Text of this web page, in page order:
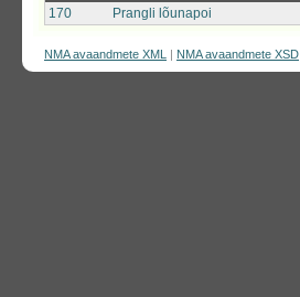
170
Prangli lõunapoi
NMA avaandmete XML | NMA avaandmete XSD